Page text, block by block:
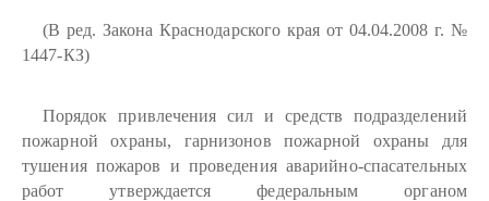
(В ред. Закона Краснодарского края от 04.04.2008 г. №
1447-КЗ)
Порядок привлечения сил и средств подразделений
пожарной охраны, гарнизонов пожарной охраны для
тушения пожаров и проведения аварийно-спасательных
работ утверждается федеральным органом